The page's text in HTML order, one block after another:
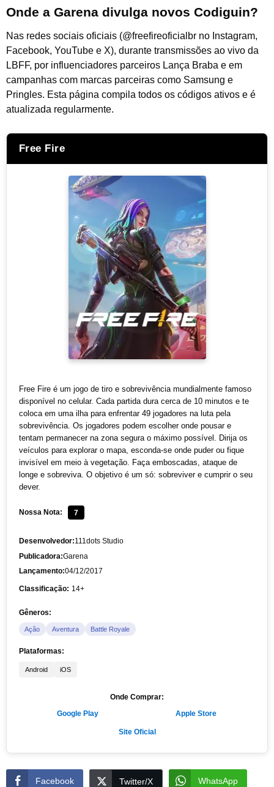
Onde a Garena divulga novos Codiguin?
Nas redes sociais oficiais (@freefireoficialbr no Instagram,
Facebook, YouTube e X), durante transmissões ao vivo da
LBFF, por influenciadores parceiros Lança Braba e em
campanhas com marcas parceiras como Samsung e
Pringles. Esta página compila todos os códigos ativos e é
atualizada regularmente.
Free Fire
Free Fire é um jogo de tiro e sobrevivência mundialmente famoso
disponível no celular. Cada partida dura cerca de 10 minutos e te
coloca em uma ilha para enfrentar 49 jogadores na luta pela
sobrevivência. Os jogadores podem escolher onde pousar e
tentam permanecer na zona segura o máximo possível. Dirija os
veículos para explorar o mapa, esconda-se onde puder ou fique
invisível em meio à vegetação. Faça emboscadas, ataque de
longe e sobreviva. O objetivo é um só: sobreviver e cumprir o seu
dever.
Nossa Nota: 7
Desenvolvedor:111dots Studio
Publicadora:Garena
Lançamento:04/12/2017
Classificação: 14+
Gêneros:
Ação Aventura Battle Royale
Plataformas:
Android iOS
Onde Comprar:
Google Play Apple Store
Site Oficial
Facebook Twitter/X WhatsApp